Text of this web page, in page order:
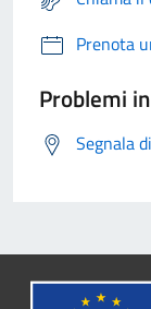
Prenota
Problemi
Segnala